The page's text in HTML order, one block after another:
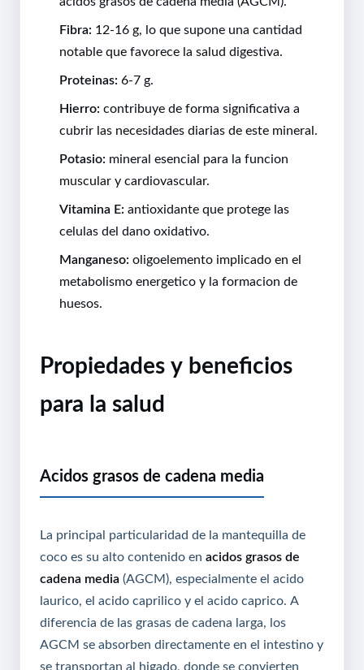
Fibra: 12-16 g, lo que supone una cantidad
notable que favorece la salud digestiva.
Proteinas: 6-7 g.
Hierro: contribuye de forma significativa a
cubrir las necesidades diarias de este mineral.
Potasio: mineral esencial para la funcion
muscular y cardiovascular.
Vitamina E: antioxidante que protege las
celulas del dano oxidativo.
Manganeso: oligoelemento implicado en el
metabolismo energetico y la formacion de
huesos.
Propiedades y beneficios
para la salud
Acidos grasos de cadena media
La principal particularidad de la mantequilla de
coco es su alto contenido en acidos grasos de
cadena media (AGCM), especialmente el acido
laurico, el acido caprilico y el acido caprico. A
diferencia de las grasas de cadena larga, los
AGCM se absorben directamente en el intestino y
se transportan al higado, donde se convierten